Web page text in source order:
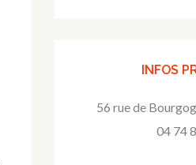
INFOS
56 rue de
04 74